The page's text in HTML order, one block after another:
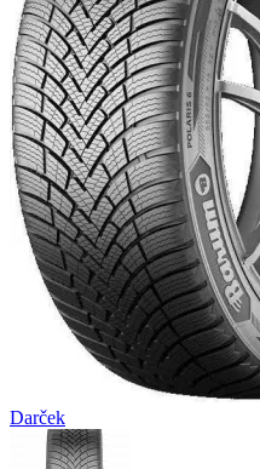
Darček